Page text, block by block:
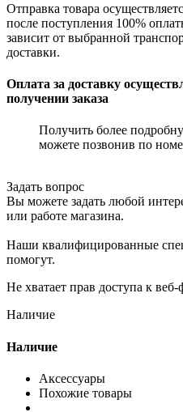
Отправка товара
после поступления 100%
зависит от выбранной
доставки.
Оплата за доставку
получении заказа
Получить более
можете позвонив по
Задать вопрос
Вы можете задать любой
или работе магазина.
Наши квалифицированные
помогут.
Не хватает прав доступа к веб-
Наличие
Наличие
Аксессуары
Похожие товары